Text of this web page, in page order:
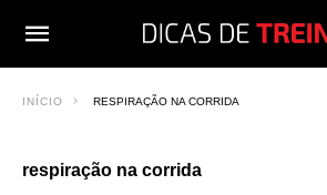
INÍCIO RESPIRAÇÃO NA CORRIDA
respiração na corrida